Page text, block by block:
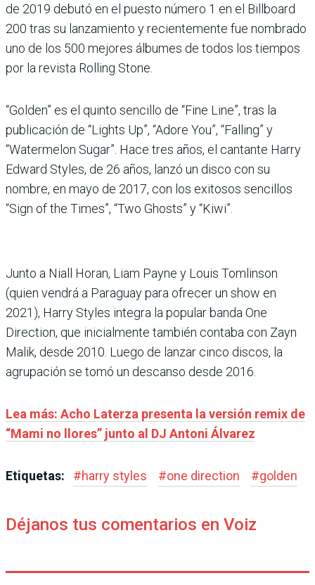
de 2019 debutó en el puesto número 1 en el Billboard
200 tras su lanzamiento y recientemente fue nombrado
uno de los 500 mejores álbumes de todos los tiempos
por la revista Rolling Stone.
“Golden” es el quinto sencillo de “Fine Line”, tras la
publicación de “Lights Up”, “Adore You”, “Falling” y
“Watermelon Sugar”. Hace tres años, el cantante Harry
Edward Styles, de 26 años, lanzó un disco con su
nombre, en mayo de 2017, con los exitosos sencillos
“Sign of the Times”, “Two Ghosts” y “Kiwi”.
Junto a Niall Horan, Liam Payne y Louis Tomlinson
(quien vendrá a Paraguay para ofrecer un show en
2021), Harry Styles integra la popular banda One
Direction, que inicialmente también contaba con Zayn
Malik, desde 2010. Luego de lanzar cinco discos, la
agrupación se tomó un descanso desde 2016.
Lea más: Acho Laterza presenta la versión remix de
“Mami no llores” junto al DJ Antoni Álvarez
Etiquetas: #harry styles #one direction #golden
Déjanos tus comentarios en Voiz